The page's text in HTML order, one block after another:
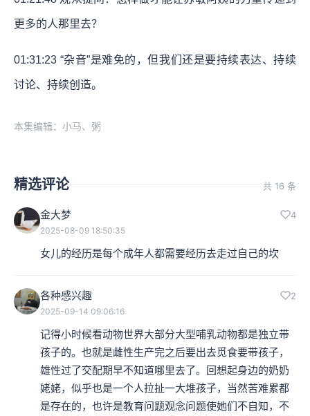
更多的人那里去？
01:31:23 “杂音”是难免的，但我们还是要持续表达、持续
讨论、持续创造。
本集编辑：小马、粥
精选评论 共 16 条
金大梦 4
2025-08-09 18:50:35
女儿的经历是每个成年人都需要经历去走过自己的坎
各种感兴趣 2
2025-09-14 09:06:16
记得小时候看动物世界大部分大型哺乳动物都是独立带
孩子的。也就是雌性生产完之后要出去觅食要带孩子，
雄性过了交配期早不知道哪里去了。回想起身边的奶奶
姥姥，似乎也是一个人拉扯一大堆孩子，当然苦难累都
是存在的，也许是教育问题观念问题使她们不自知，不